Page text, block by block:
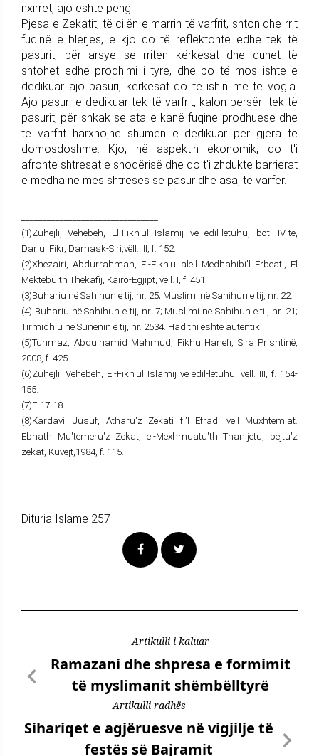
nxirret, ajo është peng.
Pjesa e Zekatit, të cilën e marrin të varfrit, shton dhe rrit
fuqinë e blerjes, e kjo do të reflektonte edhe tek të
pasurit, për arsye se rriten kërkesat dhe duhet të
shtohet edhe prodhimi i tyre, dhe po të mos ishte e
dedikuar ajo pasuri, kërkesat do të ishin më të vogla.
Ajo pasuri e dedikuar tek të varfrit, kalon përsëri tek të
pasurit, për shkak se ata e kanë fuqinë prodhuese dhe
të varfrit harxhojnë shumën e dedikuar për gjëra të
domosdoshme. Kjo, në aspektin ekonomik, do t'i
afronte shtresat e shoqërisë dhe do t'i zhdukte barrierat
e mëdha në mes shtresës së pasur dhe asaj të varfër.
(1)Zuhejli, Vehebeh, El-Fikh'ul Islamij ve edil-letuhu, bot. IV-të,
Dar'ul Fikr, Damask-Siri,vëll. III, f. 152.
(2)Xhezairi, Abdurrahman, El-Fikh'u ale'l Medhahibi'l Erbeati, El
Mektebu'th Thekafij, Kairo-Egjipt, vëll. I, f. 451.
(3)Buhariu në Sahihun e tij, nr. 25; Muslimi në Sahihun e tij, nr. 22.
(4) Buhariu në Sahihun e tij, nr. 7; Muslimi në Sahihun e tij, nr. 21;
Tirmidhiu në Sunenin e tij, nr. 2534. Hadithi është autentik.
(5)Tuhmaz, Abdulhamid Mahmud, Fikhu Hanefi, Sira Prishtinë,
2008, f. 425.
(6)Zuhejli, Vehebeh, El-Fikh'ul Islamij ve edil-letuhu, vëll. III, f. 154-
155.
(7)F. 17-18.
(8)Kardavi, Jusuf, Atharu'z Zekati fi'l Efradi ve'l Muxhtemiat.
Ebhath Mu'temeru'z Zekat, el-Mexhmuatu'th Thanijetu, bejtu'z
zekat, Kuvejt,1984, f. 115.
Dituria Islame 257
Artikulli i kaluar
Ramazani dhe shpresa e formimit
të myslimanit shëmbëlltyrë
Artikulli radhës
Sihariqet e agjëruesve në vigjilje të
festës së Bajramit